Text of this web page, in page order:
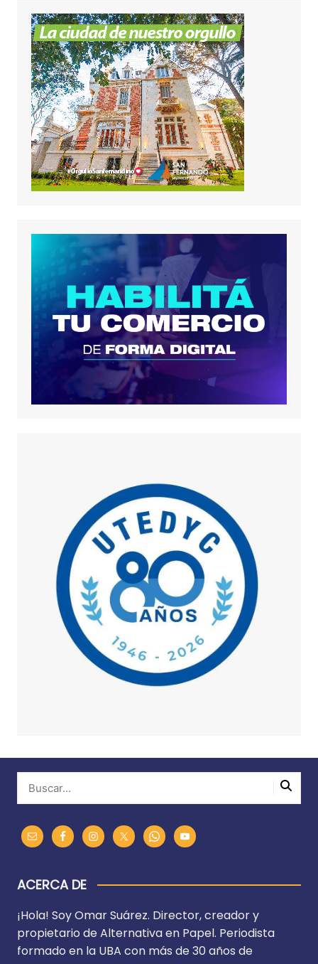
ACERCA DE
¡Hola! Soy Omar Suárez. Director, creador y
propietario de Alternativa en Papel. Periodista
formado en la UBA con más de 30 años de